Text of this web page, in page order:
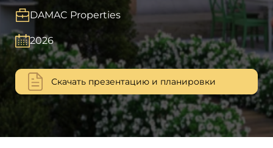
DAMAC Properties
2026
Скачать презентацию и планировки